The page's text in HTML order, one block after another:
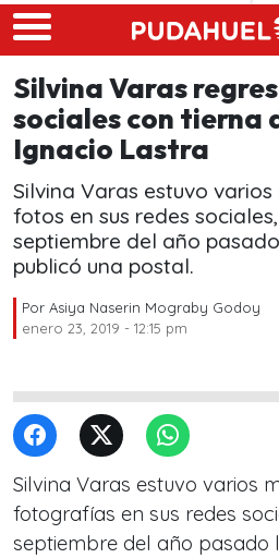
Skip to main content
Silvina Varas
sociales con tierna
Ignacio Lastra
Silvina Varas estuvo
fotos en sus redes
septiembre del año
publicó una postal.
Por Asiya Naserin Mograby Godoy
enero 23, 2019 - 12:15 pm
Silvina Varas estuvo varios
fotografías en sus redes
septiembre del año pasado